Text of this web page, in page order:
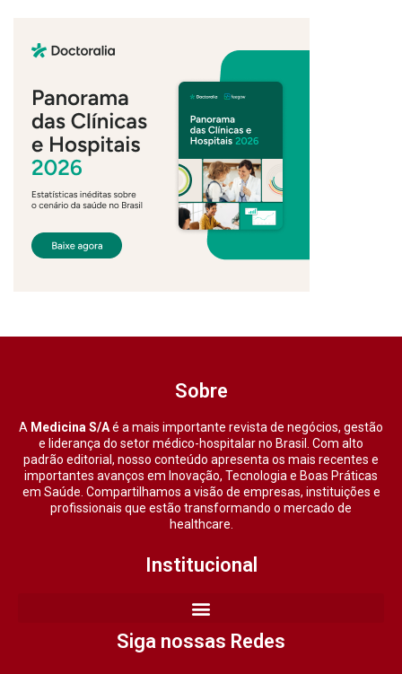
Sobre
A Medicina S/Aé a mais importante revista de negócios, gestão
e liderança do setor médico-hospitalar no Brasil. Com alto
padrão editorial, nosso conteúdo apresenta os mais recentes e
importantes avanços em Inovação, Tecnologia e Boas Práticas
em Saúde. Compartilhamos a visão de empresas, instituições e
profissionais que estão transformando o mercado de
healthcare.
Institucional
Siga nossas Redes